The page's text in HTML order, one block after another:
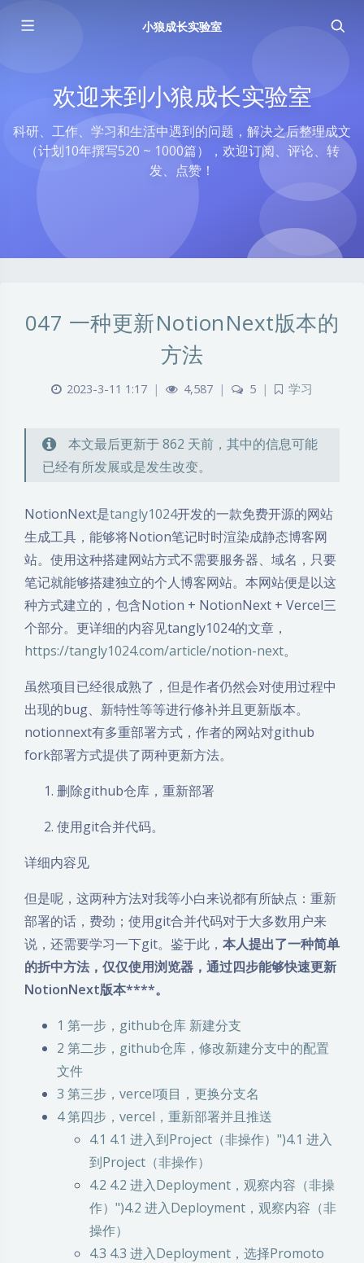
小狼成长实验室
欢迎来到小狼成长实验室
科研、工作、学习和生活中遇到的问题，解决之后整理成文
（计划10年撰写520 ~ 1000篇），欢迎订阅、评论、转
发、点赞！
047 一种更新NotionNext版本的
方法
2023-3-11 1:17 | 4,587 | 5 | 学习
本文最后更新于 862 天前，其中的信息可能
已经有所发展或是发生改变。
NotionNext是tangly1024开发的一款免费开源的网站
生成工具，能够将Notion笔记时时渲染成静态博客网
站。使用这种搭建网站方式不需要服务器、域名，只要
笔记就能够搭建独立的个人博客网站。本网站便是以这
种方式建立的，包含Notion + NotionNext + Vercel三
个部分。更详细的内容见tangly1024的文章，
https://tangly1024.com/article/notion-next。
虽然项目已经很成熟了，但是作者仍然会对使用过程中
出现的bug、新特性等等进行修补并且更新版本。
notionnext有多重部署方式，作者的网站对github
fork部署方式提供了两种更新方法。
删除github仓库，重新部署
使用git合并代码。
详细内容见
但是呢，这两种方法对我等小白来说都有所缺点：重新
部署的话，费劲；使用git合并代码对于大多数用户来
说，还需要学习一下git。鉴于此， 本人提出了一种简单
的折中方法，仅仅使用浏览器，通过四步能够快速更新
NotionNext版本****。
1 第一步，github仓库 新建分支
2 第二步，github仓库，修改新建分支中的配置
文件
3 第三步，vercel项目，更换分支名
4第四步，vercel，重新部署并且推送
4.1 4.1 进入到Project（非操作）")4.1 进入
到Project（非操作）
4.2 4.2 进入Deployment，观察内容（非操
作）")4.2 进入Deployment，观察内容（非
操作）
4.3 4.3 进入Deployment，选择Promoto